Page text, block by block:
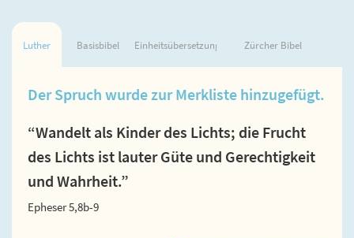
Luther Basisbibel Einheitsübersetzung Zürcher Bibel
Der Spruch wurde zur Merkliste hinzugefügt.
“Wandelt als Kinder des Lichts; die Frucht
des Lichts ist lauter Güte und Gerechtigkeit
und Wahrheit.”
Epheser 5,8b-9